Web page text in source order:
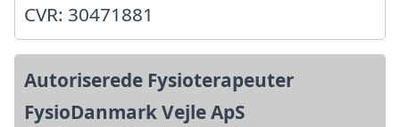
CVR: 30471881
Autoriserede Fysioterapeuter
FysioDanmark Vejle ApS